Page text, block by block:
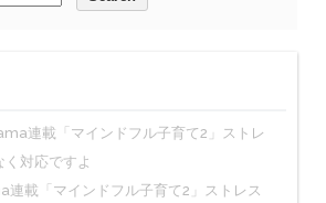
連載「マインドフル子育て2」ストレ
く対応ですよ
連載「マインドフル子育て2」ストレス